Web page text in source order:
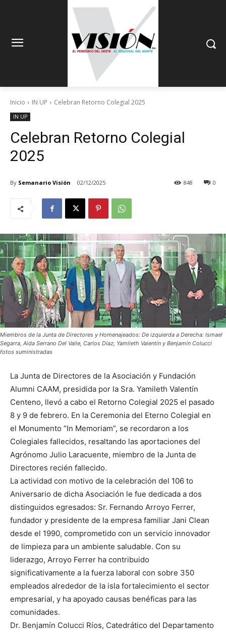
Inicio IN UP Celebran Retorno Colegial 2025
IN UP
Celebran Retorno Colegial
2025
By Semanario Visión 02/12/2025 0
848
Miembros de la Junta de Directores y Homenajeados: De izquierda a Derecha: Ismael
Segarra, Aida Serrano Del Valle, Carlos Díaz, Yamileth Valentín y Benjamín Colucci
fotos suministradas
La Junta de Directores de la Asociación y Fundación
Alumni CAAM, presidida por la Sra. Yamileth Valentín
Centeno, llevó a cabo el Retorno Colegial 2025 el pasado
8 y 9 de febrero. En la Ceremonia del Eterno Colegial en
el Monumento “In Memoriam”, se recordaron a los
Colegiales fallecidos, resaltando las aportaciones del
Agrónomo Julio Laracuente, miembro de la Junta de
Directores recién fallecido.
La actividad con motivo de la celebración del 106 to
Aniversario de dicha Asociación le fue dedicada a dos
distinguidos egresados: Sr. Fernando Arroyo Ferrer,
fundador y presidente de la empresa familiar Jani Clean
desde el 1990, comprometido con un servicio innovador
de limpieza para un ambiente saludable. Con su
liderazgo, Arroyo Ferrer ha contribuido
significativamente a la fuerza laboral con sobre 350
empleados alrededor de la isla fortalecimiento el sector
empresarial, y ha apoyado causas benéficas para las
comunidades.
Dr. Benjamín Colucci Ríos, Catedrático del Departamento